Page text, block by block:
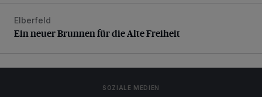
Ein neuer Brunnen für die Alte Freiheit
Elberfeld
Ein neuer Brunnen für die Alte Freiheit
SOZIALE MEDIEN